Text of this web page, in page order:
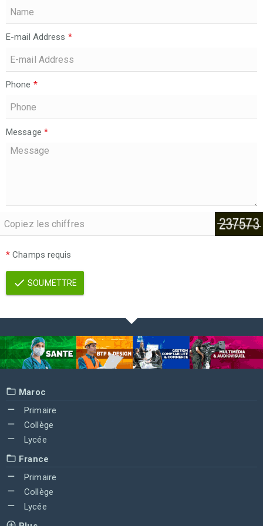
E-mail Address *
Phone *
Message *
* Champs requis
SOUMETTRE
Maroc
Primaire
Collège
Lycée
France
Primaire
Collège
Lycée